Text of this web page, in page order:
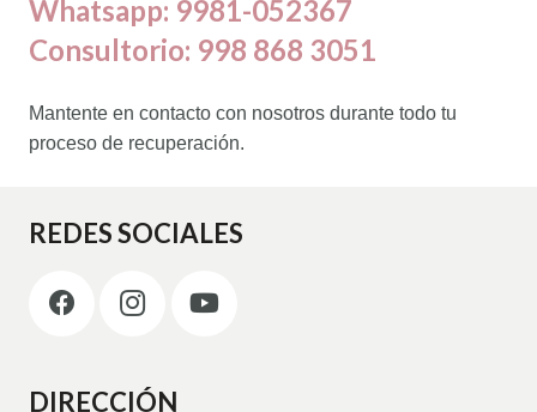
Whatsapp: 9981-052367
Consultorio: 998 868 3051
Mantente en contacto con nosotros durante todo tu
proceso de recuperación.
REDES SOCIALES
DIRECCIÓN